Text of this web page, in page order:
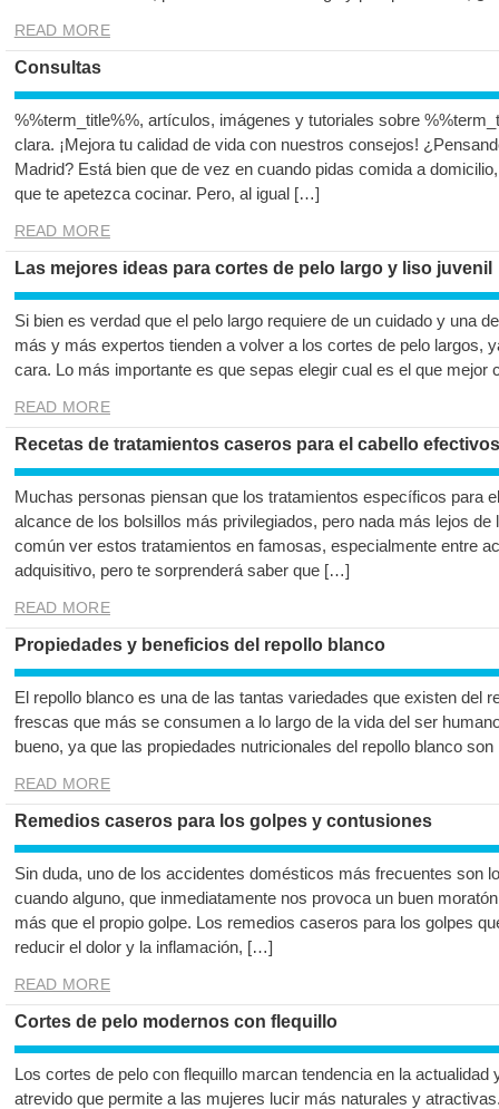
READ MORE
Consultas
%%term_title%%, artículos, imágenes y tutoriales sobre
clara. ¡Mejora tu calidad de vida con nuestros consejos!
Madrid? Está bien que de vez en cuando pidas comida a
que te apetezca cocinar. Pero, al igual […]
READ MORE
Las mejores ideas para cortes de pelo largo y liso juvenil
Si bien es verdad que el pelo largo requiere de un cuidado y una
más y más expertos tienden a volver a los cortes de pelo largos,
cara. Lo más importante es que sepas elegir cual es el que
READ MORE
Recetas de tratamientos caseros para el cabello
Muchas personas piensan que los tratamientos específicos para
alcance de los bolsillos más privilegiados, pero nada más lejos
común ver estos tratamientos en famosas, especialmente entre
adquisitivo, pero te sorprenderá saber que […]
READ MORE
Propiedades y beneficios del repollo blanco
El repollo blanco es una de las tantas variedades que existen del
frescas que más se consumen a lo largo de la vida del ser
bueno, ya que las propiedades nutricionales del repollo blanco
READ MORE
Remedios caseros para los golpes y contusiones
Sin duda, uno de los accidentes domésticos más frecuentes son
cuando alguno, que inmediatamente nos provoca un buen
más que el propio golpe. Los remedios caseros para los golpes
reducir el dolor y la inflamación, […]
READ MORE
Cortes de pelo modernos con flequillo
Los cortes de pelo con flequillo marcan tendencia en la actualidad
atrevido que permite a las mujeres lucir más naturales y